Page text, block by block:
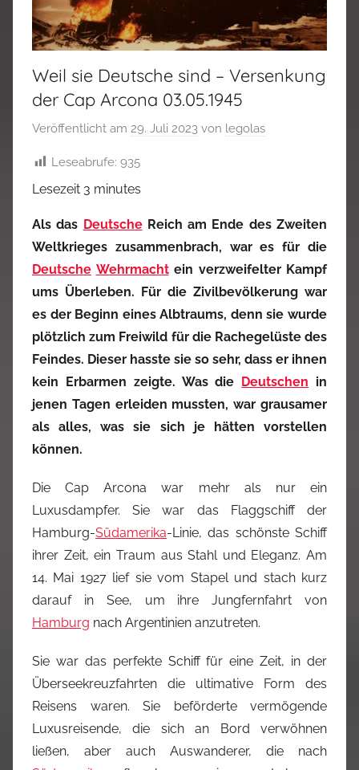
Weil sie Deutsche sind – Versenkung
der Cap Arcona 03.05.1945
Veröffentlicht am 29. Juli 2023 von legolas
Leseabrufe: 935
Lesezeit 3 minutes
Als das DeutscheReich am Ende des Zweiten
Weltkrieges zusammenbrach, war es für die
Deutsche Wehrmachtein verzweifelter Kampf
ums Überleben. Für die Zivilbevölkerung war
es der Beginn eines Albtraums, denn sie wurde
plötzlich zum Freiwild für die Rachegelüste des
Feindes. Dieser hasste sie so sehr, dass er ihnen
kein Erbarmen zeigte. Was die
Deutschen in
jenen Tagen erleiden mussten, war grausamer
als alles, was sie sich je hätten vorstellen
können.
Die Cap Arcona war mehr als nur ein
Luxusdampfer. Sie war das Flaggschiff der
Hamburg-Südamerika-Linie, das schönste Schiff
ihrer Zeit, ein Traum aus Stahl und Eleganz. Am
14. Mai 1927 lief sie vom Stapel und stach kurz
darauf in See, um ihre Jungfernfahrt von
Hamburg nach Argentinien anzutreten.
Sie war das perfekte Schiff für eine Zeit, in der
Überseekreuzfahrten die ultimative Form des
Reisens waren. Sie beförderte vermögende
Luxusreisende, die sich an Bord verwöhnen
ließen, aber auch Auswanderer, die nach